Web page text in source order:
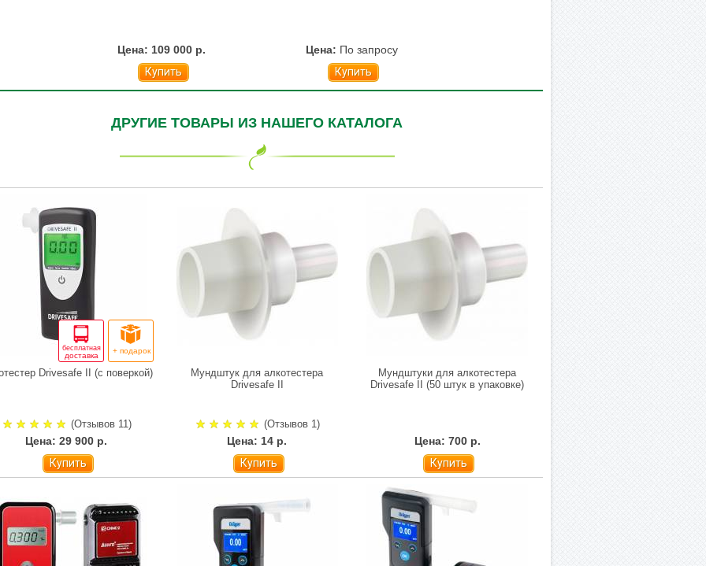
Цена: 109 000 р.
Купить
Цена: По запросу
Купить
ДРУГИЕ ТОВАРЫ ИЗ НАШЕГО КАТАЛОГА
бесплатная
доставка
+ подарок
Drivesafe II (с поверкой)
(Отзывов 11)
Цена: 29 900 р.
Купить
Мундштук для алкотестера
Drivesafe II
(Отзывов 1)
Цена: 14 р.
Купить
Мундштуки для алкотестера
Drivesafe II (50 штук в упаковке)
Цена: 700 р.
Купить